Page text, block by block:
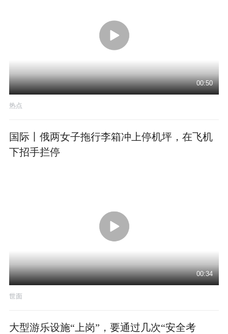
00:50
热点
国际丨俄两女子拖行李箱冲上停机坪，在飞机
下招手拦停
00:34
世面
大型游乐设施“上岗”，要通过几次“安全考